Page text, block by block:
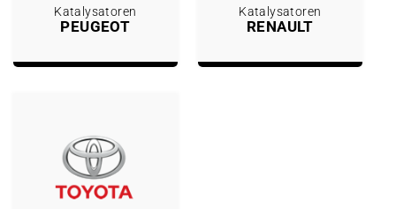
Katalysatoren
PEUGEOT
Katalysatoren
RENAULT